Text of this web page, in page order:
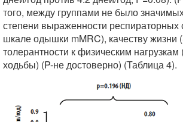
того, между группами не было
степени выраженности респираторных
шкале одышки mMRC), качеству жизни
толерантности к физическим нагрузкам
ходьбы) (P-не достоверно) (Таблица 4).